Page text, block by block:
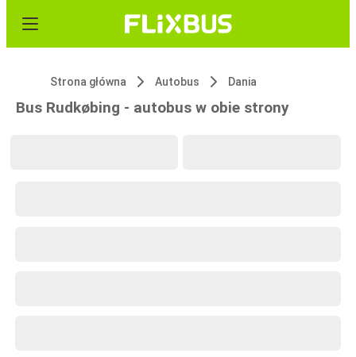
Strona główna Autobus Dania
Bus Rudkøbing - autobus w obie strony